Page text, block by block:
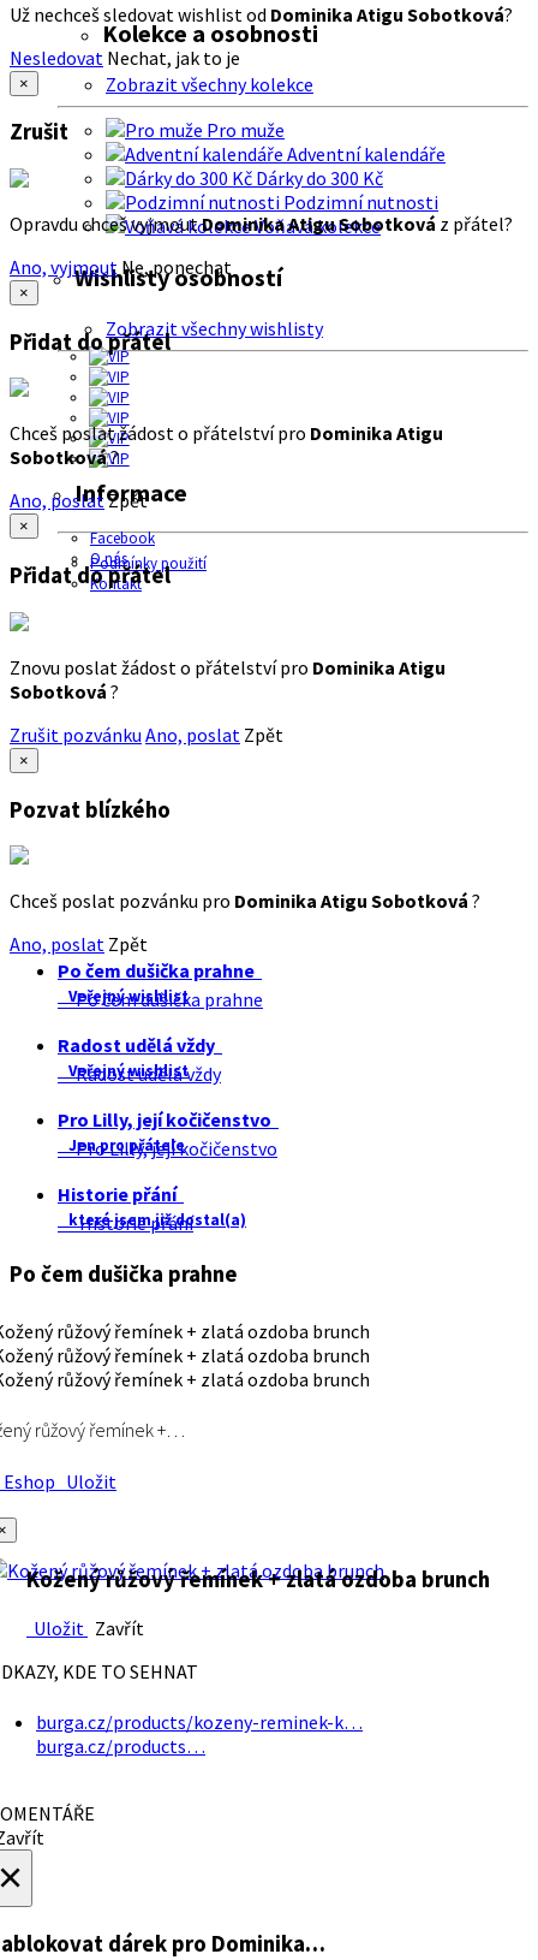
Kolekce a osobnosti
Zobrazit všechny kolekce
Pro muže
Adventní kalendáře
Dárky do 300 Kč
Podzimní nutnosti
Voňavá kolekce
Wishlisty osobností
Zobrazit všechny wishlisty
Informace
Facebook
O nás
Podmínky použití
Kontakt
Už nechceš sledovat wishlist od Dominika Atigu Sobotková?
Nesledovat Nechat, jak to je
×
Zrušit
Opravdu chceš vyjmoutDominika Atigu Sobotková z přátel?
Ano, vyjmout Ne, ponechat
×
Přidat do přátel
Chceš poslat žádost o přátelství pro Dominika Atigu
Sobotková?
Ano, poslatZpět
×
Přidat do přátel
Znovu poslat žádost o přátelství pro Dominika Atigu
Sobotková ?
Zrušit pozvánku Ano, poslat Zpět
×
Pozvat blízkého
Chceš poslat pozvánku pro Dominika Atigu Sobotková ?
Ano, poslat Zpět
Po čem dušička prahne
Veřejný wishlist
Po čem dušička prahne
Radost udělá vždy
Veřejný wishlist
Radost udělá vždy
Pro Lilly, její kočičenstvo
Jen pro přátele
Pro Lilly, její kočičenstvo
Historie přání
které jsem již dostal(a)
Historie přání
Po čem dušička prahne
růžový řemínek +…
Uložit
Kožený růžový řemínek + zlatá ozdoba brunch
Uložit Zavřít
KDE TO SEHNAT
burga.cz/products/kozeny-reminek-k…
burga.cz/products…
dárek pro Dominika…